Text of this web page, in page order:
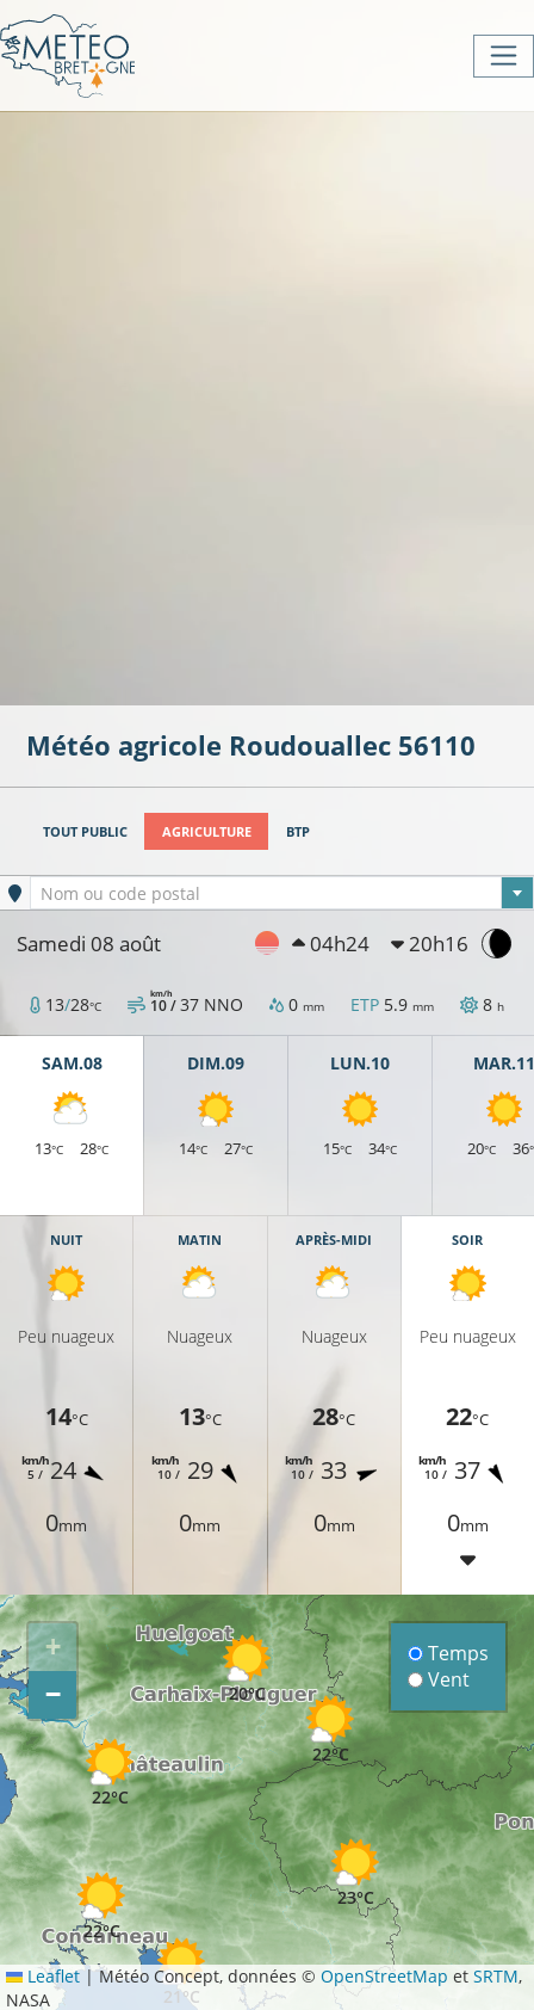
Météo agricole Roudouallec 56110
TOUT PUBLIC AGRICULTURE BTP
Ville sélectionnée
Nom ou code postal
Samedi 08 août 04h24 20h16
13/28°C 10 /
km/h 37 NNO 0 mm ETP 5.9 mm 8 h
SAM.08
13°C 28°C
DIM.09
14°C 27°C
LUN.10
15°C 34°C
MAR.11
20°C 36
NUIT
Peu nuageux
14°C
5 /
km/h24
0mm
MATIN
Nuageux
13°C
10 /
km/h 29
0mm
APRÈS-MIDI
Nuageux
28°C
10 /
km/h 33
0mm
SOIR
Peu nuageux
22°C
10 /
km/h 37
0mm
23°C
22°C
22°C
21°C
20°C
20°C
22°C
+
−
Temps
Vent
Leaflet |Météo Concept, données ©OpenStreetMap etSRTM,
NASA